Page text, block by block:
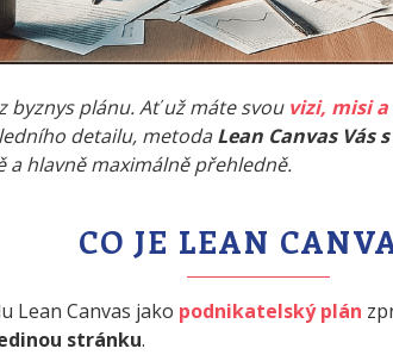
byznys plánu. Ať už máte svou vizi, misi a
detailu, metodaLean Canvas
a hlavně maximálně přehledně.
CO JE LEAN
Lean Canvas jako podnikatelský plán
stránku.